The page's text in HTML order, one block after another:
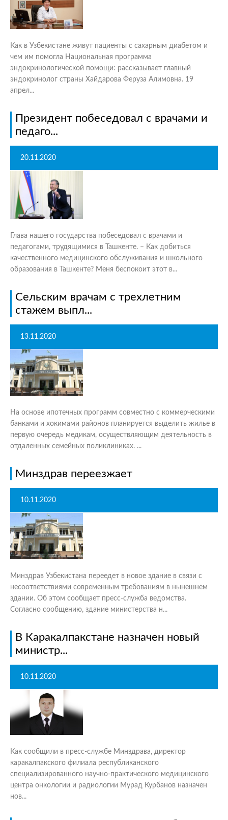
Как в Узбекистане живут пациенты с сахарным диабетом и
чем им помогла Национальная программа
эндокринологической помощи: рассказывает главный
эндокринолог страны Хайдарова Феруза Алимовна. 19
апрел...
Президент побеседовал с врачами и
педаго...
20.11.2020
Глава нашего государства побеседовал с врачами и
педагогами, трудящимися в Ташкенте. – Как добиться
качественного медицинского обслуживания и школьного
образования в Ташкенте? Меня беспокоит этот в...
Сельским врачам с трехлетним
стажем выпл...
13.11.2020
На основе ипотечных программ совместно с коммерческими
банками и хокимами районов планируется выделить жилье в
первую очередь медикам, осуществляющим деятельность в
отдаленных семейных поликлиниках. ...
Минздрав переезжает
10.11.2020
Минздрав Узбекистана переедет в новое здание в связи с
несоответствиями современным требованиям в нынешнем
здании. Об этом сообщает пресс-служба ведомства.
Согласно сообщению, здание министерства н...
В Каракалпакстане назначен новый
министр...
10.11.2020
Как сообщили в пресс-службе Минздрава, директор
каракалпакского филиала республиканского
специализированного научно-практического медицинского
центра онкологии и радиологии Мурад Курбанов назначен
нов...